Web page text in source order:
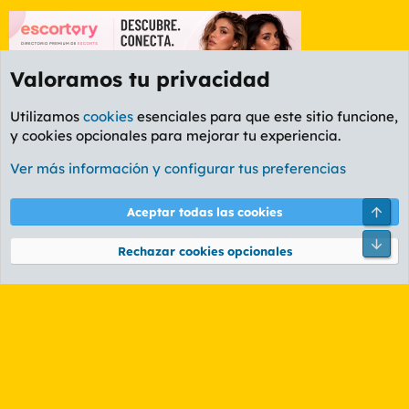
Foro General
Cookies
PL OLDSTYLE AMARILLO
Términos y reglas Política de privacidad Ayuda
Community platform by XenForo® © 2010-2026 XenForo Ltd.
Valoramos tu privacidad
Utilizamos cookies esenciales para que este sitio funcione,
y cookies opcionales para mejorar tu experiencia.
Ver más información y configurar tus preferencias
Aceptar todas las cookies
Rechazar cookies opcionales
Pie